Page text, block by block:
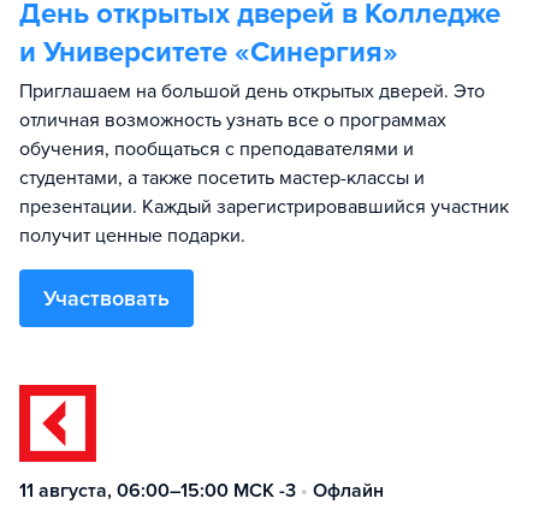
День открытых дверей в Колледже
и Университете «Синергия»
Приглашаем на большой день открытых дверей. Это
отличная возможность узнать все о программах
обучения, пообщаться с преподавателями и
студентами, а также посетить мастер-классы и
презентации. Каждый зарегистрировавшийся участник
получит ценные подарки.
Участвовать
11 августа, 06:00–15:00 МСК -3 • Офлайн